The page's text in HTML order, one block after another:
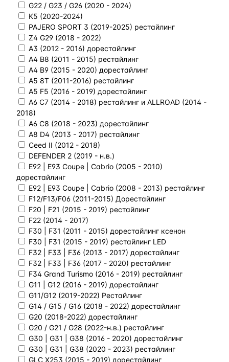
G22 / G23 / G26 (2020 - 2024)
K5 (2020-2024)
PAJERO SPORT 3 (2019-2025) рестайлинг
Z4 G29 (2018 - 2022)
A3 (2012 - 2016) дорестайлинг
A4 B8 (2011 - 2015) рестайлинг
A4 B9 (2015 - 2020) дорестайлинг
A5 8T (2011-2016) рестайлинг
A5 F5 (2016 - 2019) дорестайлинг
A6 C7 (2014 - 2018) рестайлинг и ALLROAD (2014 -
2018)
A6 C8 (2018 - 2023) дорестайлинг
A8 D4 (2013 - 2017) рестайлинг
Ceed II (2012 - 2018)
DEFENDER 2 (2019 - н.в.)
E92 | E93 Coupe | Cabrio (2005 - 2010)
дорестайлинг
E92 | E93 Coupe | Cabrio (2008 - 2013) рестайлинг
F12/F13/F06 (2011-2015) Дорестайлинг
F20 | F21 (2015 - 2019) рестайлинг
F22 (2014 - 2017)
F30 | F31 (2011 - 2015) дорестайлинг ксенон
F30 | F31 (2015 - 2019) рестайлинг LED
F32 | F33 | F36 (2013 - 2017) дорестайлинг
F32 | F33 | F36 (2017 - 2020) рестайлинг
F34 Grand Turismo (2016 - 2019) рестайлинг
G11 | G12 (2016 - 2019) дорестайлинг
G11/G12 (2019-2022) Рестайлинг
G14 / G15 / G16 (2018 - 2022) дорестайлинг
G20 (2018-2022) дорестайлинг
G20 / G21 / G28 (2022-н.в.) рестайлинг
G30 | G31 | G38 (2016 - 2020) дорестайлинг
G30 | G31 | G38 (2020 - 2023) рестайлинг
GLC X253 (2015 - 2019) дорестайлинг